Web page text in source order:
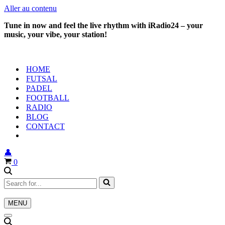
Aller au contenu
Tune in now and feel the live rhythm with iRadio24 – your
music, your vibe, your station!
HOME
FUTSAL
PADEL
FOOTBALL
RADIO
BLOG
CONTACT
👤
Panier
0
Rechercher...
MENU
Menu
Menu